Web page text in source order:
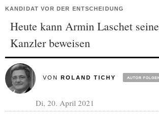
KANDIDAT VOR DER ENTSCHEIDUNG
Heute kann Armin Laschet
Kanzler beweisen
VON ROLAND TICHY
Di, 20. April 2021